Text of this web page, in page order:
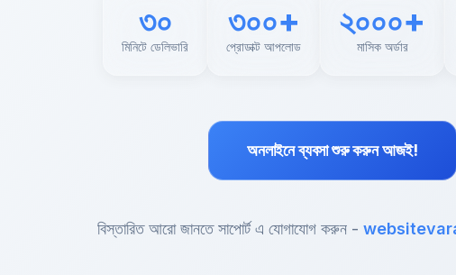
৩০
মিনিটে ডেলিভারি
৩০০+
প্রোডাক্ট আপলোড
২০০০+
মাসিক অর্ডার
অনলাইনে ব্যবসা শুরু করুন আজই!
বিস্তারিত আরো জানতে সাপোর্ট এ যোগাযোগ করুন -